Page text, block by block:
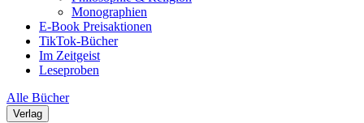
Monographien
E-Book Preisaktionen
TikTok-Bücher
Im Zeitgeist
Leseproben
Alle Bücher
Verlag